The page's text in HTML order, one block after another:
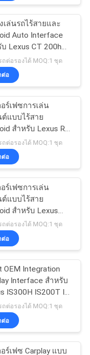
ยใน
มีเดีย
เล่นรถไร้สายและ
Auto Interface
Lexus CT 200h
CT 2017-2022
ถต่อรองได้ MOQ:1 ชุด
ต่อ
ร์เฟซการเล่น
ต์แบบไร้สาย
สําหรับ Lexus RC
200t 300 AWD
2014-2018
ถต่อรองได้ MOQ:1 ชุด
ต่อ
ร์เฟซการเล่น
ต์แบบไร้สาย
สําหรับ Lexus
IS300H IS350 F
IS 200T การ
มหนู 2017-2020
ถต่อรองได้ MOQ:1 ชุด
ต่อ
OEM Integration
Interface สําหรับ
IS300H IS200T IS
การควบคุมหนู
2016
ถต่อรองได้ MOQ:1 ชุด
ต่อ
ร์เฟซ Carplay แบบ